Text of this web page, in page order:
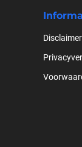
Disclaimer